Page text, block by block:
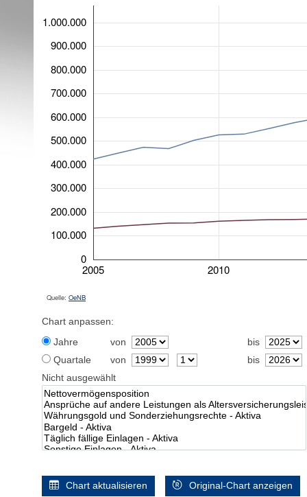
2005 2010
0
100.000
200.000
300.000
400.000
500.000
600.000
700.000
800.000
900.000
1.000.000
Quelle: OeNB
Chart anpassen:
Jahre
von
bis
Quartale
von
bis
Nicht ausgewählt
Chart aktualisieren Original-Chart anzeigen